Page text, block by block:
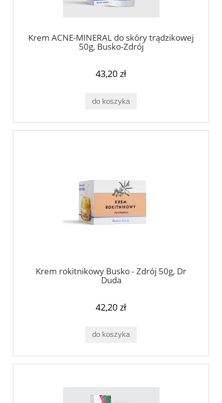
Krem ACNE-MINERAL do skóry trądzikowej
50g, Busko-Zdrój
43,20 zł
do koszyka
Krem rokitnikowy Busko - Zdrój 50g, Dr
Duda
42,20 zł
do koszyka